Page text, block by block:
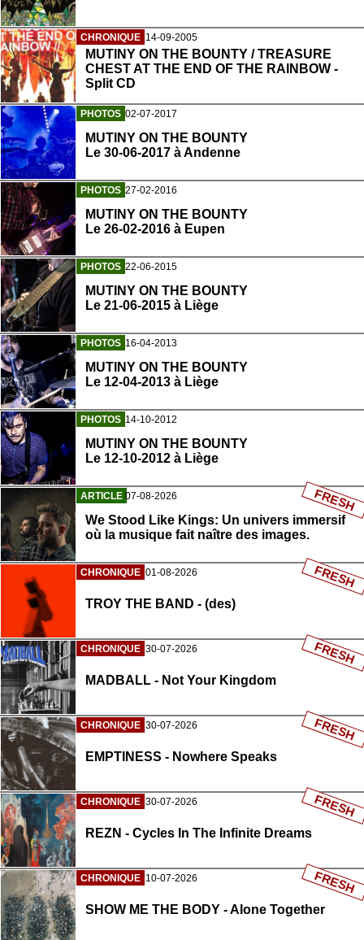
CHRONIQUE 14-09-2005
MUTINY ON THE BOUNTY / TREASURE
CHEST AT THE END OF THE RAINBOW -
Split CD
PHOTOS 02-07-2017
MUTINY ON THE BOUNTY
Le 30-06-2017 à Andenne
PHOTOS 27-02-2016
MUTINY ON THE BOUNTY
Le 26-02-2016 à Eupen
PHOTOS 22-06-2015
MUTINY ON THE BOUNTY
Le 21-06-2015 à Liège
PHOTOS 16-04-2013
MUTINY ON THE BOUNTY
Le 12-04-2013 à Liège
PHOTOS 14-10-2012
MUTINY ON THE BOUNTY
Le 12-10-2012 à Liège
ARTICLE 07-08-2026
We Stood Like Kings: Un univers immersif
où la musique fait naître des images.
FRESH
CHRONIQUE 01-08-2026
TROY THE BAND - (des)
FRESH
CHRONIQUE 30-07-2026
MADBALL - Not Your Kingdom
FRESH
CHRONIQUE 30-07-2026
EMPTINESS - Nowhere Speaks
FRESH
CHRONIQUE 30-07-2026
REZN - Cycles In The Infinite Dreams
FRESH
CHRONIQUE 10-07-2026
SHOW ME THE BODY - Alone Together
FRESH